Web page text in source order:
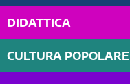
DIDATTICA
CULTURA POPOLARE